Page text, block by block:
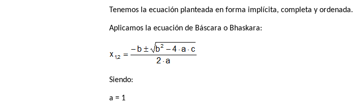
Tenemos la ecuación planteada en forma implícita, completa y ordenada.
Aplicamos la ecuación de Báscara o Bhaskara:
Siendo:
a = 1